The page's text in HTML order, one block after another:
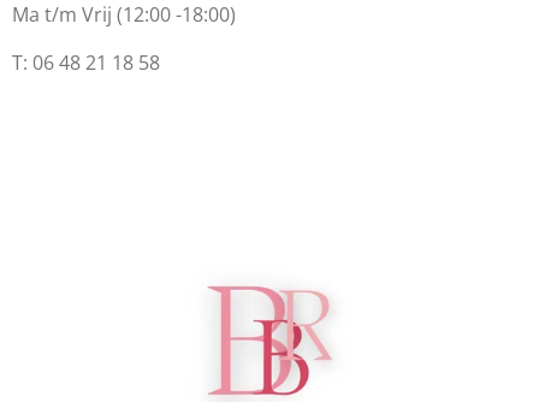
Ma t/m Vrij (12:00 -18:00)
T: 06 48 21 18 58